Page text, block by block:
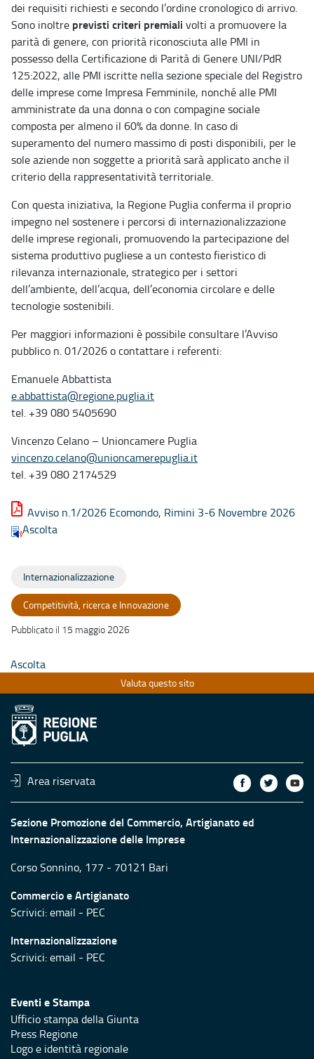
dei requisiti richiesti e secondo l’ordine cronologico di arrivo.
Sono inoltre previsti criteri premiali volti a promuovere la
parità di genere, con priorità riconosciuta alle PMI in
possesso della Certificazione di Parità di Genere UNI/PdR
125:2022, alle PMI iscritte nella sezione speciale del Registro
delle imprese come Impresa Femminile, nonché alle PMI
amministrate da una donna o con compagine sociale
composta per almeno il 60% da donne. In caso di
superamento del numero massimo di posti disponibili, per le
sole aziende non soggette a priorità sarà applicato anche il
criterio della rappresentatività territoriale.
Con questa iniziativa, la Regione Puglia conferma il proprio
impegno nel sostenere i percorsi di internazionalizzazione
delle imprese regionali, promuovendo la partecipazione del
sistema produttivo pugliese a un contesto fieristico di
rilevanza internazionale, strategico per i settori
dell’ambiente, dell’acqua, dell’economia circolare e delle
tecnologie sostenibili.
Per maggiori informazioni è possibile consultare l’Avviso
pubblico n. 01/2026 o contattare i referenti:
Emanuele Abbattista
e.abbattista@regione.puglia.it
tel. +39 080 5405690
Vincenzo Celano – Unioncamere Puglia
vincenzo.celano@unioncamerepuglia.it
tel. +39 080 2174529
Avviso n.1/2026 Ecomondo, Rimini 3-6 Novembre 2026
Ascolta
Internazionalizzazione
Competitività, ricerca e Innovazione
Pubblicato il 15 maggio 2026
Ascolta
Valuta questo sito
Area riservata
Sezione Promozione del Commercio, Artigianato ed
Internazionalizzazione delle Imprese
Corso Sonnino, 177 - 70121 Bari
Commercio e Artigianato
Scrivici:email - PEC
Internazionalizzazione
Scrivici:email - PEC
Eventi e Stampa
Ufficio stampa della Giunta
Press Regione
Logo e identità regionale